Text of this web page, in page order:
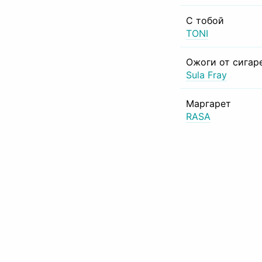
С тобой
TONI
Ожоги от
Sula Fray
Маргарет
RASA